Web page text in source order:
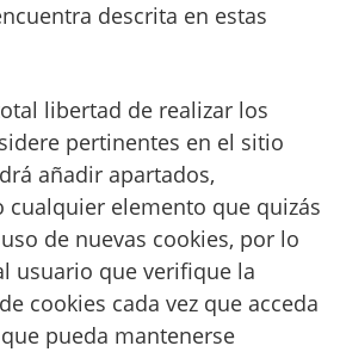
descrita en estas
libertad de realizar los
pertinentes en el sitio
añadir apartados,
cualquier elemento que quizás
de nuevas cookies, por lo
usuario que verifique la
cookies cada vez que acceda
pueda mantenerse